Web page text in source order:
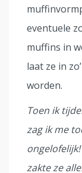
eventuele
muffins in
laat ze in
worden.
Toen ik
zag ik me
zakte ze